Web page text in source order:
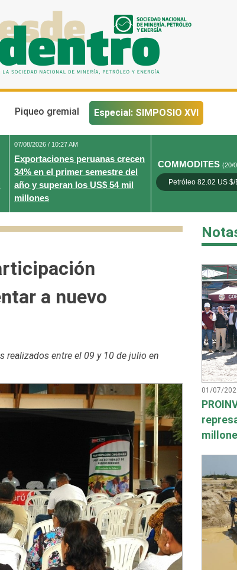
Piqueo gremial Especial: SIMPOSIO XVI
07/08/2026 / 10:27 AM
Exportaciones peruanas crecen
34% en el primer semestre del
año y superan los US$ 54 mil
millones
COMMODITES(20/
Petróleo 82.02 US $/
a nuevo
realizados entre el 09 y 10 de julio en
01/07/